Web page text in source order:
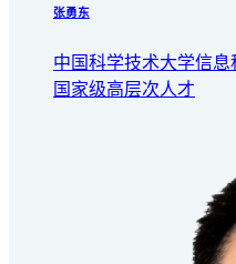
张勇东
中国科学技术大学信
国家级高层次人才